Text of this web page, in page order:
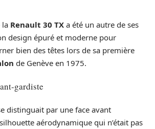
la Renault 30 TX a été un autre de ses
design épuré et moderne pour
bien des têtes lors de sa première
de Genève en 1975.
gardiste
distinguait par une face avant
aérodynamique qui n’était pas